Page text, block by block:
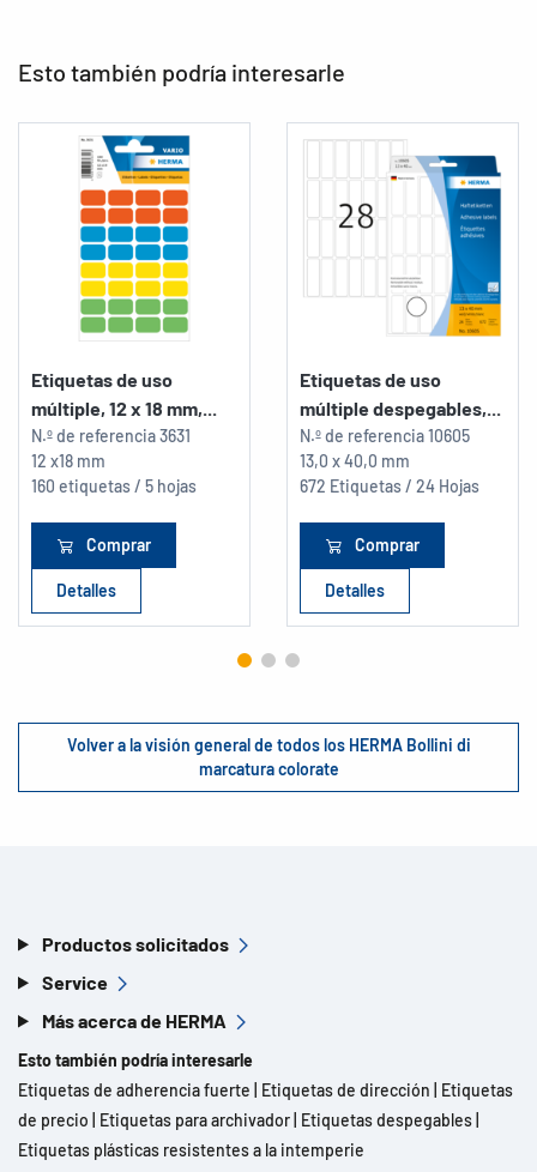
Esto también podría interesarle
Etiquetas de uso
múltiple, 12 x 18 mm,...
N.º de referencia3631
12 x18 mm
160 etiquetas / 5 hojas
Comprar
Detalles
Etiquetas de uso
múltiple despegables,...
N.º de referencia10605
13,0 x 40,0 mm
672 Etiquetas / 24 Hojas
Comprar
Detalles
Volver a la visión general de todos los HERMA Bollini di
marcatura colorate
Productos solicitados
Service
Más acerca de HERMA
Esto también podría interesarle
Etiquetas de adherencia fuerte
Etiquetas de dirección
Etiquetas
de precio
Etiquetas para archivador Etiquetas despegables
Etiquetas plásticas resistentes a la intemperie